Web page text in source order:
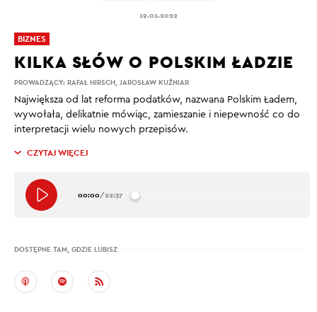
19.01.2022
PROWADZĄCY: RAFAŁ HIRSCH, JAROSŁAW KUŹNIAR
KILKA SŁÓW O POLSKIM ŁADZIE
Największa od lat reforma podatków, nazwana Polskim Ładem,
wywołała, delikatnie mówiąc, zamieszanie i niepewność co do
interpretacji wielu nowych przepisów.
CZYTAJ WIĘCEJ
00:00/22:37
DOSTĘPNE TAM, GDZIE LUBISZ
BIZNES